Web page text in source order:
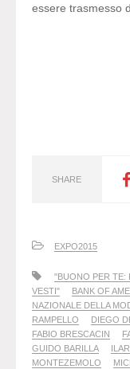
essere trasmesso
SHARE
EXPO2015
"BUONO PER TE:
VESTI"
BANK OF
NAZIONALE DELLA
RAMPELLO
DIEGO
FABIO BRESCACIN
GUIDO BARILLA
MONTEZEMOLO